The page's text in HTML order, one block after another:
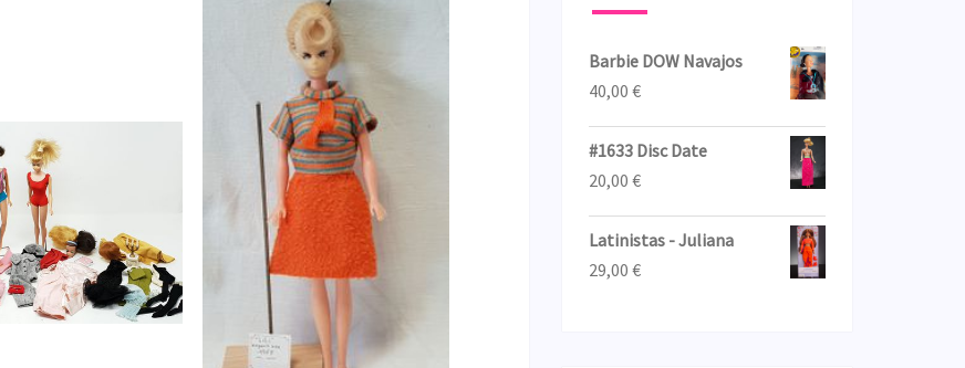
Barbie DOW Navajos
40,00 €
#1633 Disc Date
20,00 €
Latinistas - Juliana
29,00 €